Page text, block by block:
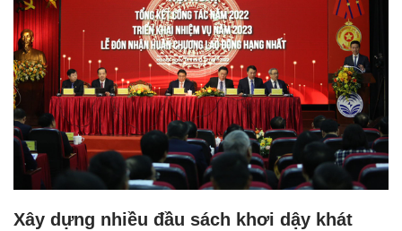
Xây dựng nhiều đầu sách khơi dậy khát